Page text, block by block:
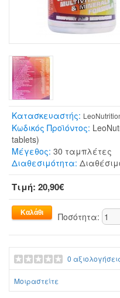
Κατασκευαστής:
Κωδικός Προϊόντος:
tablets)
Μέγεθος: 30 ταμπλέτες
Διαθεσιμότητα:
Τιμή: 20,90€
Ποσότητα:
0
Μοιραστείτε